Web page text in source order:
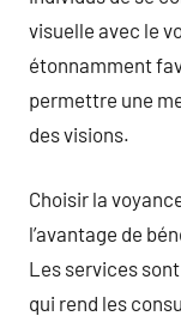
visuelle avec le
étonnamment
permettre une
des visions.
Choisir la
l’avantage de
Les services
qui rend les